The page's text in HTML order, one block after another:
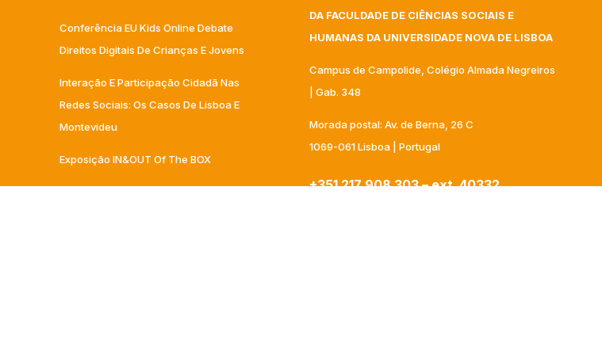
Conferência EU Kids Online Debate
Direitos Digitais De Crianças E Jovens
Interação E Participação Cidadã Nas
Redes Sociais: Os Casos De Lisboa E
Montevideu
Exposição IN&OUT Of The BOX
DA FACULDADE DE CIÊNCIAS SOCIAIS E
HUMANAS DA UNIVERSIDADE NOVA DE LISBOA
Campus de Campolide, Colégio Almada Negreiros
| Gab. 348
Morada postal: Av. de Berna, 26 C
1069-061 Lisboa | Portugal
+351 217 908 303 – ext 40332